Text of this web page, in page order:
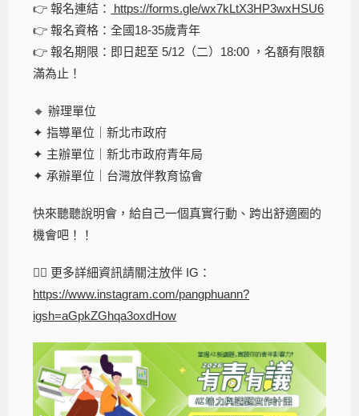
👉 報名連結：
https://forms.gle/wx7kLtX3HP3wxHSU6
👉 報名資格：全國18-35歲青年
👉 報名期限：即日起至 5/12（二）18:00 ，名額有限額
滿為止！
🔸 辦理單位
✦ 指導單位｜新北市政府
✦ 主辦單位｜新北市政府青年局
✦ 承辦單位｜台灣放伴教育協會
快來聽聽說明會，給自己一個真實行動、跨出舒適圈的
機會吧！！
🧚‍♀️ 更多詳細資訊請關注放伴 IG：
https://www.instagram.com/pangphuann?
igsh=aGpkZGhqa3oxdHow